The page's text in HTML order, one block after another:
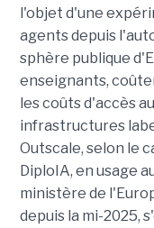
l'objet d'une
agents depuis
sphère publique
enseignants,
les coûts d'accès
infrastructures
Outscale, selon le
DiploIA, en usage
ministère de
depuis la mi-2025,